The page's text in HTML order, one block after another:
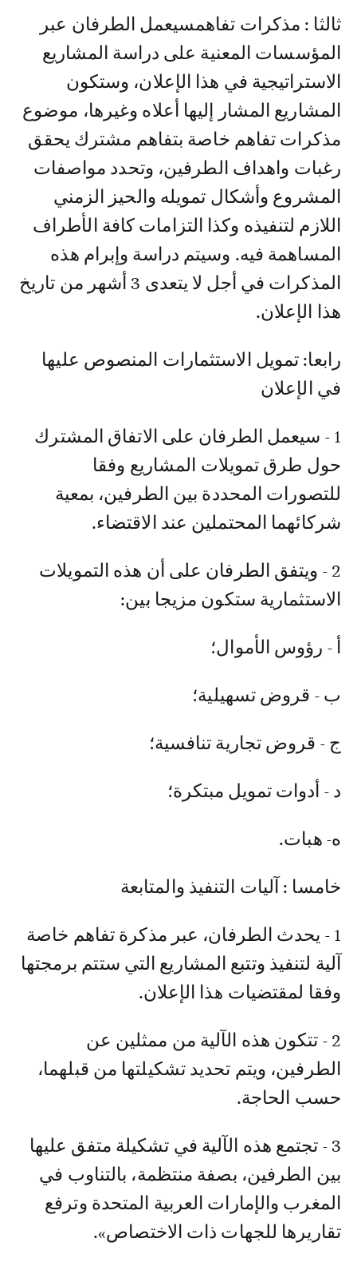
ثالثا : مذكرات تفاهمسيعمل الطرفان عبر
المؤسسات المعنية على دراسة المشاريع
الاستراتيجية في هذا الإعلان، وستكون
المشاريع المشار إليها أعلاه وغيرها، موضوع
مذكرات تفاهم خاصة بتفاهم مشترك يحقق
رغبات واهداف الطرفين، وتحدد مواصفات
المشروع وأشكال تمويله والحيز الزمني
اللازم لتنفيذه وكذا التزامات كافة الأطراف
المساهمة فيه. وسيتم دراسة وإبرام هذه
المذكرات في أجل لا يتعدى 3 أشهر من تاريخ
هذا الإعلان.
رابعا: تمويل الاستثمارات المنصوص عليها
في الإعلان
1 - سيعمل الطرفان على الاتفاق المشترك
حول طرق تمويلات المشاريع وفقا
للتصورات المحددة بين الطرفين، بمعية
شركائهما المحتملين عند الاقتضاء.
2 - ويتفق الطرفان على أن هذه التمويلات
الاستثمارية ستكون مزيجا بين:
أ - رؤوس الأموال؛
ب - قروض تسهيلية؛
ج - قروض تجارية تنافسية؛
د - أدوات تمويل مبتكرة؛
ه- هبات.
خامسا : آليات التنفيذ والمتابعة
1 - يحدث الطرفان، عبر مذكرة تفاهم خاصة
آلية لتنفيذ وتتبع المشاريع التي ستتم برمجتها
وفقا لمقتضيات هذا الإعلان.
2 - تتكون هذه الآلية من ممثلين عن
الطرفين، ويتم تحديد تشكيلتها من قبلهما،
حسب الحاجة.
3 - تجتمع هذه الآلية في تشكيلة متفق عليها
بين الطرفين، بصفة منتظمة، بالتناوب في
المغرب والإمارات العربية المتحدة وترفع
تقاريرها للجهات ذات الاختصاص».